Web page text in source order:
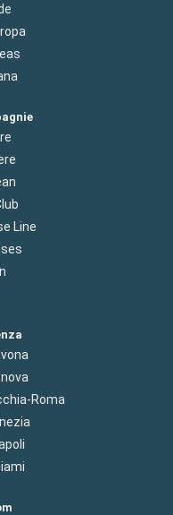
Line
Roma